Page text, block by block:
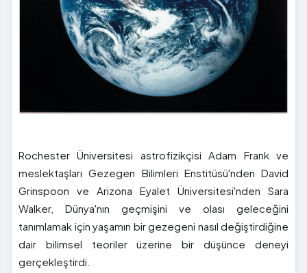
Rochester Üniversitesi astrofizikçisi Adam Frank ve
meslektaşları Gezegen Bilimleri Enstitüsü'nden David
Grinspoon ve Arizona Eyalet Üniversitesi'nden Sara
Walker, Dünya'nın geçmişini ve olası geleceğini
tanımlamak için yaşamın bir gezegeni nasıl değiştirdiğine
dair bilimsel teoriler üzerine bir düşünce deneyi
gerçekleştirdi.